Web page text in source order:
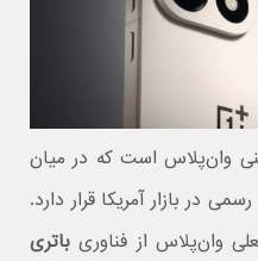
وان‌پلاس است که در میان
در بازار آمریکا قرار دارد.
وان‌پلاس از فناوری باتری